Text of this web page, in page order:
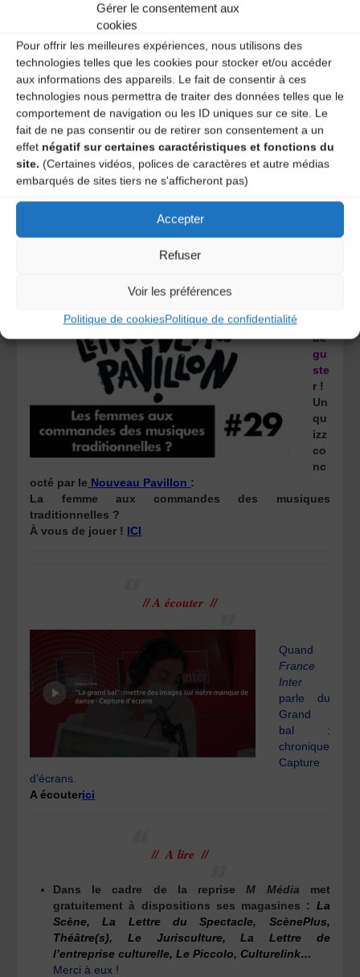
Gérer le consentement aux
cookies
Pour offrir les meilleures expériences, nous utilisons des
technologies telles que les cookies pour stocker et/ou accéder
aux informations des appareils. Le fait de consentir à ces
technologies nous permettra de traiter des données telles que le
comportement de navigation ou les ID uniques sur ce site. Le
fait de ne pas consentir ou de retirer son consentement a un
effet négatif sur certaines caractéristiques et fonctions du
site. (Certaines vidéos, polices de caractères et autre médias
embarqués de sites tiers ne s'afficheront pas)
Accepter
Refuser
Voir les préférences
Politique de cookiesPolitique de confidentialité
Polyphony Project :la collecte de chants traditionnels
ukrainiens – La chronique d’Aliette de Laleu –France
Musique
À regarder ici
Consulter le site de polyphonyprojectici
// A découvrir //
dé
gu
ste
r !
Un
qu
izz
co
nc
octé par le Nouveau Pavillon :
La femme aux commandes des musiques
traditionnelles ?
À vous de jouer ! ICI
// A écouter //
Quand
France
Inter
parle du
Grand
bal :
chronique
Capture
d’écrans.
A écouterici
// A lire //
Dans le cadre de la repriseM Média met
gratuitement à dispositions ses magasines :
La
Scène, La Lettre du Spectacle, ScènePlus,
Théâtre(s), Le Jurisculture, La Lettre de
l’entreprise culturelle, Le Piccolo, Culturelink…
Merci à eux !